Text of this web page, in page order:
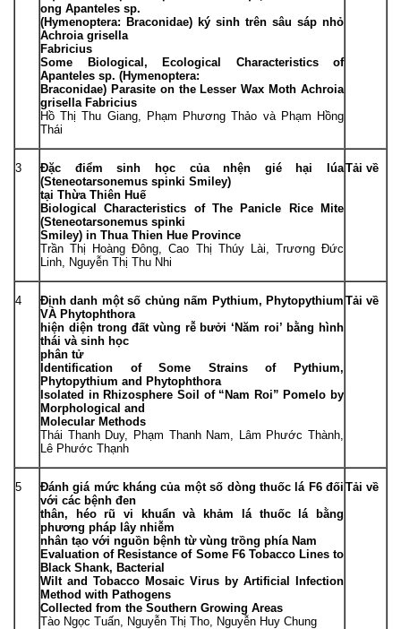
ong Apanteles sp.
(Hymenoptera: Braconidae) ký sinh trên sâu sáp nhỏ
Achroia grisella
Fabricius
Some Biological, Ecological Characteristics of
Apanteles sp. (Hymenoptera:
Braconidae) Parasite on the Lesser Wax Moth Achroia
grisella Fabricius
Hồ Thị Thu Giang, Phạm Phương Thảo và Phạm Hồng
Thái
3
Đặc điểm sinh học của nhện gié hại lúa
(Steneotarsonemus spinki Smiley)
tại Thừa Thiên Huế
Biological Characteristics of The Panicle Rice Mite
(Steneotarsonemus spinki
Smiley) in Thua Thien Hue Province
Trần Thị Hoàng Đông, Cao Thị Thúy Lài, Trương Đức
Linh, Nguyễn Thị Thu Nhi
Tải về
4 Định danh một số chủng nấm Pythium,Phytopythium
VÀ Phytophthora
hiện diện trong đất vùng rễ bưởi ‘Năm roi’ bằng hình
thái và sinh học
phân tử
Identification of Some Strains of Pythium,
Phytopythium and Phytophthora
Isolated in Rhizosphere Soil of “Nam Roi” Pomelo by
Morphological and
Molecular Methods
Thái Thanh Duy, Phạm Thanh Nam, Lâm Phước Thành,
Lê Phước Thạnh
Tải về
5 Đánh giá mức kháng của một số dòng thuốc lá F6đối
với các bệnh đen
thân, héo rũ vi khuẩn và khảm lá thuốc lá bằng
phương pháp lây nhiễm
nhân tạo với nguồn bệnh từ vùng trồng phía Nam
Evaluation of Resistance of Some F6 Tobacco Lines to
Black Shank, Bacterial
Wilt and Tobacco Mosaic Virus by Artificial Infection
Method with Pathogens
Collected from the Southern Growing Areas
Tào Ngọc Tuấn, Nguyễn Thị Tho, Nguyễn Huy Chung
Tải về